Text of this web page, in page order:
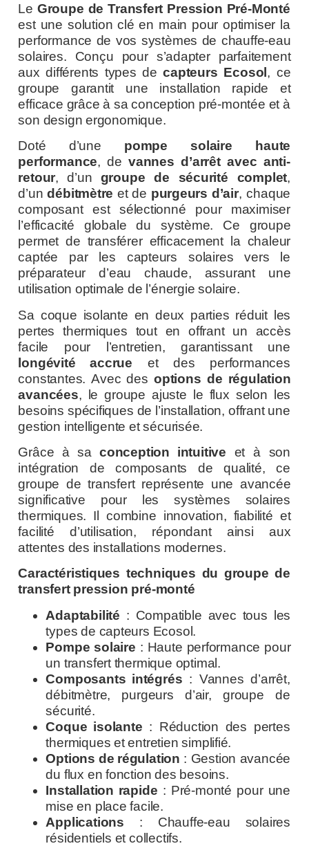
Le Groupe de Transfert Pression Pré-Monté
est une solution clé en main pour optimiser la
performance de vos systèmes de chauffe-eau
solaires. Conçu pour s’adapter parfaitement
aux différents types decapteurs Ecosol, ce
groupe garantit une installation rapide et
efficace grâce à sa conception pré-montée et à
son design ergonomique.
Doté d’une pompe solaire haute
performance, devannes d’arrêt avec anti-
retour, d’un groupe de sécurité complet,
d’undébitmètre et de purgeurs d’air, chaque
composant est sélectionné pour maximiser
l’efficacité globale du système. Ce groupe
permet de transférer efficacement la chaleur
captée par les capteurs solaires vers le
préparateur d’eau chaude, assurant une
utilisation optimale de l’énergie solaire.
Sa coque isolante en deux parties réduit les
pertes thermiques tout en offrant un accès
facile pour l’entretien, garantissant une
longévité accrue et des performances
constantes. Avec des options de régulation
avancées, le groupe ajuste le flux selon les
besoins spécifiques de l’installation, offrant une
gestion intelligente et sécurisée.
Grâce à saconception intuitive et à son
intégration de composants de qualité, ce
groupe de transfert représente une avancée
significative pour les systèmes solaires
thermiques. Il combine innovation, fiabilité et
facilité d’utilisation, répondant ainsi aux
attentes des installations modernes.
Caractéristiques techniques du groupe de
transfert pression pré-monté
Adaptabilité : Compatible avec tous les
types de capteurs Ecosol.
Pompe solaire : Haute performance pour
un transfert thermique optimal.
Composants intégrés : Vannes d’arrêt,
débitmètre, purgeurs d’air, groupe de
sécurité.
Coque isolante : Réduction des pertes
thermiques et entretien simplifié.
Options de régulation : Gestion avancée
du flux en fonction des besoins.
Installation rapide : Pré-monté pour une
mise en place facile.
Applications : Chauffe-eau solaires
résidentiels et collectifs.